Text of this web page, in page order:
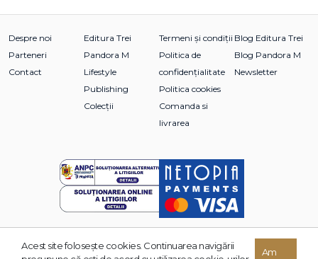
Despre noi
Parteneri
Contact
Editura Trei
Pandora M
Lifestyle
Publishing
Colecții
Termeni și condiții
Politica de
confidențialitate
Politica cookies
Comanda si
livrarea
Blog Editura Trei
Blog Pandora M
Newsletter
© 2026 Grupul Editorial TREI. Toate drepturile rezervate.
Acest site foloseşte cookies. Continuarea navigării
Am